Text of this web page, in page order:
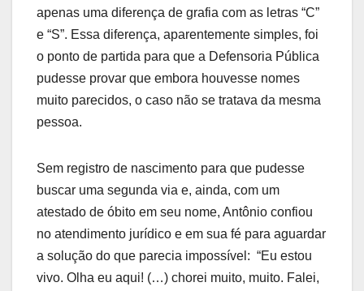
apenas uma diferença de grafia com as letras “C”
e “S”. Essa diferença, aparentemente simples, foi
o ponto de partida para que a Defensoria Pública
pudesse provar que embora houvesse nomes
muito parecidos, o caso não se tratava da mesma
pessoa.
Sem registro de nascimento para que pudesse
buscar uma segunda via e, ainda, com um
atestado de óbito em seu nome, Antônio confiou
no atendimento jurídico e em sua fé para aguardar
a solução do que parecia impossível: “Eu estou
vivo. Olha eu aqui! (…) chorei muito, muito. Falei,